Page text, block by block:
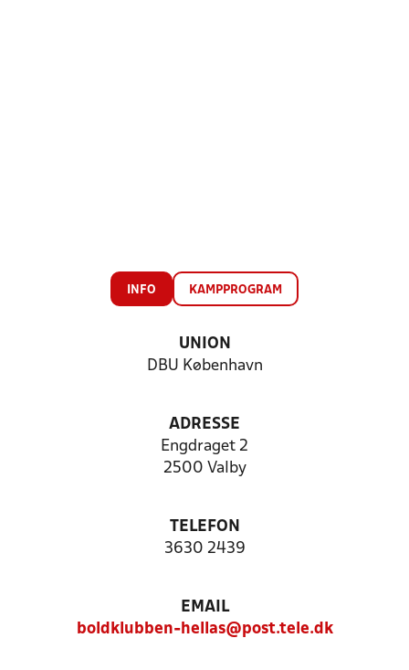
INFO KAMPPROGRAM
UNION
DBU København
ADRESSE
Engdraget 2
2500 Valby
TELEFON
3630 2439
EMAIL
boldklubben-hellas@post.tele.dk